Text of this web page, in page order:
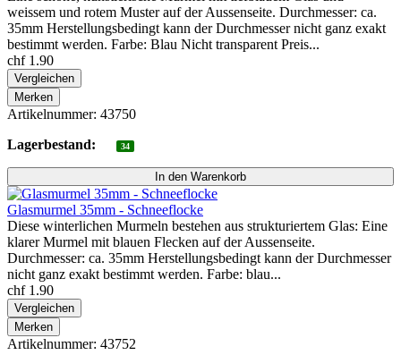
weissem und rotem Muster auf der Aussenseite. Durchmesser: ca.
35mm Herstellungsbedingt kann der Durchmesser nicht ganz exakt
bestimmt werden. Farbe: Blau Nicht transparent Preis...
chf 1.90
Vergleichen
Merken
Artikelnummer: 43750
Lagerbestand:
34
Glasmurmel 35mm - Schneeflocke
Diese winterlichen Murmeln bestehen aus strukturiertem Glas: Eine
klarer Murmel mit blauen Flecken auf der Aussenseite.
Durchmesser: ca. 35mm Herstellungsbedingt kann der Durchmesser
nicht ganz exakt bestimmt werden. Farbe: blau...
chf 1.90
Vergleichen
Merken
Artikelnummer: 43752